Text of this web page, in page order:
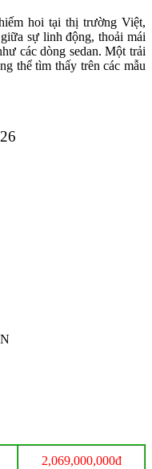
hoi tại thị trường Việt,
sự linh động, thoải mái
các dòng sedan. Một trải
thể tìm thấy trên các mẫu
2,069,000,000đ